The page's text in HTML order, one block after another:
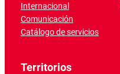
Internacional
Comunicación
Catálogo de servicios
Territorios